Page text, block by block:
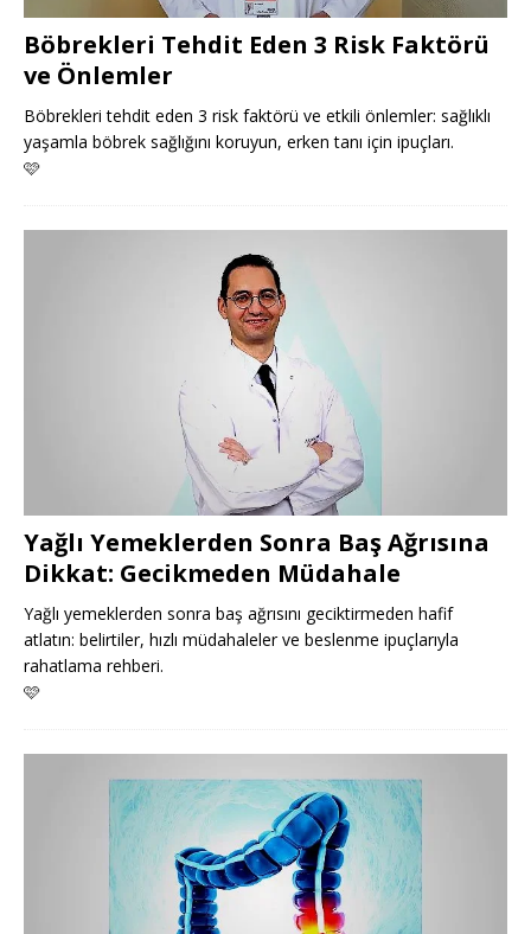
Böbrekleri Tehdit Eden 3 Risk Faktörü
ve Önlemler
Böbrekleri tehdit eden 3 risk faktörü ve etkili önlemler: sağlıklı
yaşamla böbrek sağlığını koruyun, erken tanı için ipuçları.
🩷
Yağlı Yemeklerden Sonra Baş Ağrısına
Dikkat: Gecikmeden Müdahale
Yağlı yemeklerden sonra baş ağrısını geciktirmeden hafif
atlatın: belirtiler, hızlı müdahaleler ve beslenme ipuçlarıyla
rahatlama rehberi.
🩷